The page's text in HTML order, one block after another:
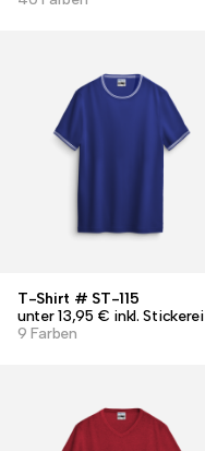
T-Shirt # ST-115
unter 13,95 € inkl. Stickerei
9 Farben